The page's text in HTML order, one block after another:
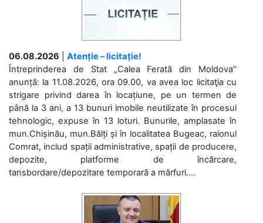
06.08.2026
Atenție – licitație!
Întreprinderea de Stat „Calea Ferată din Moldova”
anunță: la 11.08.2026, ora 09.00, va avea loc licitaţia cu
strigare privind darea în locațiune, pe un termen de
până la 3 ani, a 13 bunuri imobile neutilizate în procesul
tehnologic, expuse în 13 loturi. Bunurile, amplasate în
mun.Chișinău, mun.Bălți și în localitatea Bugeac, raionul
Comrat, includ spații administrative, spații de producere,
depozite, platforme de încărcare,
tansbordare/depozitare temporară a mărfuri....